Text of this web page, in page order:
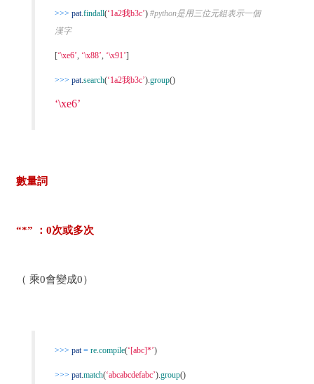
>>> pat.findall(‘1a2我b3c’) #python是用三位元組表示一個
漢字
[‘\xe6’, ‘\x88’, ‘\x91’]
>>> pat.search(‘1a2我b3c’).group()
‘\xe6’
數量詞
“*” ：0次或多次
（ 乘0會變成0）
>>> pat= re.compile(‘[abc]*’)
>>> pat.match(‘abcabcdefabc’).group()